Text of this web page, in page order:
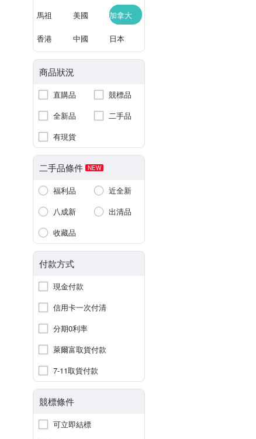
馬祖 美國 加拿大
香港 中國 日本
商品狀況
直購品
競標品
全新品
二手品
有現貨
二手品條件 NEW
福利品
近全新
八成新
出清品
收藏品
付款方式
現金付款
信用卡一次付清
分期0利率
萊爾富取貨付款
7-11取貨付款
競標條件
可立即結標